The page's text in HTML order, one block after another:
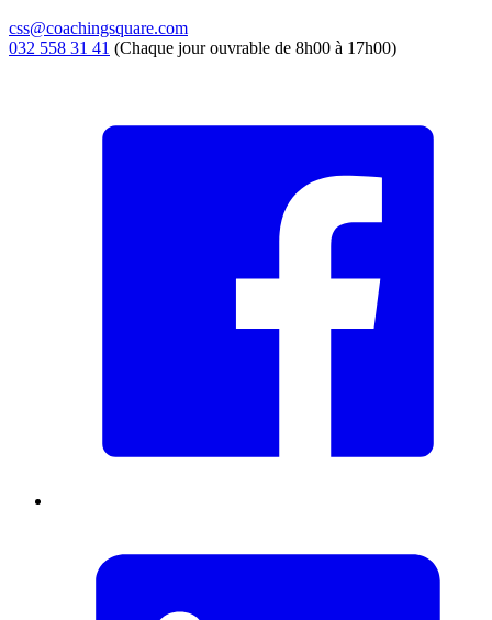
css@coachingsquare.com
032 558 31 41 (Chaque jour ouvrable de 8h00 à 17h00)